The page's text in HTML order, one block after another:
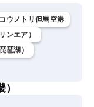
コウノトリ但馬空港
ンエア）
琶湖）